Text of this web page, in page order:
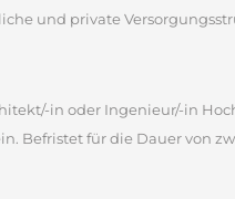
und private
in oder Ingenieur/-in
Befristet für die Dauer von